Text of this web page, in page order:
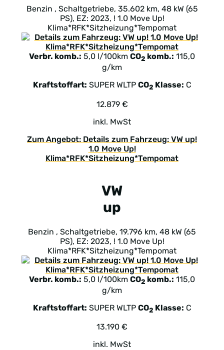
Benzin , Schaltgetriebe, 35.602 km, 48 kW (65
PS), EZ: 2023, ! 1.0 Move Up!
Klima*RFK*Sitzheizung*Tempomat
Verbr. komb.: 5,0 l/100km CO2 komb.: 115,0
g/km
Kraftstoffart: SUPER WLTP CO2 Klasse: C
12.879 €
inkl. MwSt
Zum Angebot: Details zum Fahrzeug: VW up!
1.0 Move Up!
Klima*RFK*Sitzheizung*Tempomat
VW
up
Benzin , Schaltgetriebe, 19.796 km, 48 kW (65
PS), EZ: 2023, ! 1.0 Move Up!
Klima*RFK*Sitzheizung*Tempomat
Verbr. komb.: 5,0 l/100km CO2 komb.: 115,0
g/km
Kraftstoffart: SUPER WLTP CO2 Klasse: C
13.190 €
inkl. MwSt